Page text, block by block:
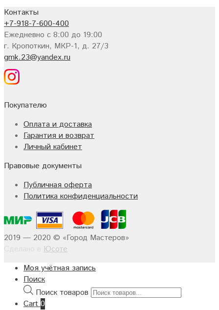
Контакты
+7-918-7-600-400
Ежедневно с 8:00 до 19:00
г. Кропоткин, МКР-1, д. 27/3
gmk.23@yandex.ru
Покупателю
Оплата и доставка
Гарантия и возврат
Личный кабинет
Правовые документы
Публичная оферта
Политика конфиденциальности
2019 — 2020 © «Город Мастеров»
Юсоте
Моя учётная запись
Поиск
Поиск товаров
Cart 0